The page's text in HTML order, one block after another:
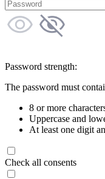
Password strength:
The password must
8 or more
Uppercase and
At least one digit
Check all consents